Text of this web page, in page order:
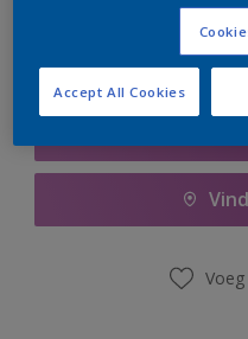
Accept All Cookies